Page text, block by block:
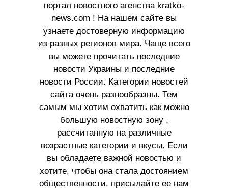
портал новостного агенства kratko-
news.com ! На нашем сайте вы
узнаете достоверную информацию
из разных регионов мира. Чаще всего
вы можете прочитать последние
новости Украины и последние
новости России. Категории новостей
сайта очень разнообразны. Тем
самым мы хотим охватить как можно
большую новостную зону ,
рассчитанную на различные
возрастные категории и вкусы. Если
вы обладаете важной новостью и
хотите, чтобы она стала достоянием
общественности, присылайте ее нам